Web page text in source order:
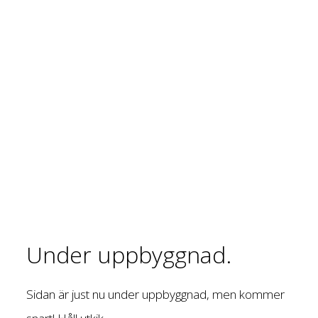
Under uppbyggnad.
Sidan är just nu under uppbyggnad, men kommer